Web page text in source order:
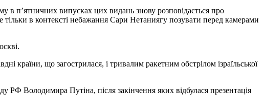
в п’ятничних випусках цих видань знову розповідається про
тільки в контексті небажання Сари Нетаниягу позувати перед камерами
країни, що загострилася, і тривалим ракетним обстрілом ізраїльської
РФ Володимира Путіна, після закінчення яких відбулася презентація